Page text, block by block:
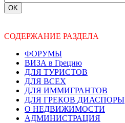
СОДЕРЖАНИЕ РАЗДЕЛА
ФОРУМЫ
ВИЗА в Грецию
ДЛЯ ТУРИСТОВ
ДЛЯ ВСЕХ
ДЛЯ ИММИГРАНТОВ
ДЛЯ ГРЕКОВ ДИАСПОРЫ
О НЕДВИЖИМОСТИ
АДМИНИСТРАЦИЯ